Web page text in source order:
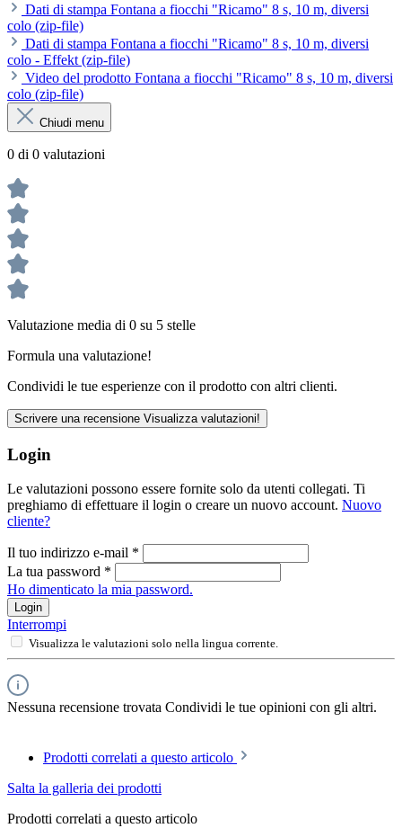
Dati di stampa Fontana a fiocchi "Ricamo" 8 s, 10 m, diversi
colo (zip-file)
Dati di stampa Fontana a fiocchi "Ricamo" 8 s, 10 m, diversi
colo - Effekt (zip-file)
Video del prodotto Fontana a fiocchi "Ricamo" 8 s, 10 m, diversi
colo (zip-file)
Chiudi menu
0 di 0 valutazioni
Valutazione media di 0 su 5 stelle
Formula una valutazione!
Condividi le tue esperienze con il prodotto con altri clienti.
Scrivere una recensione Visualizza valutazioni!
Login
Le valutazioni possono essere fornite solo da utenti collegati. Ti
preghiamo di effettuare il login o creare un nuovo account. Nuovo
cliente?
Il tuo indirizzo e-mail *
La tua password *
Ho dimenticato la mia password.
Login
Interrompi
Visualizza le valutazioni solo nella lingua corrente.
Nessuna recensione trovata Condividi le tue opinioni con gli altri.
Prodotti correlati a questo articolo
Salta la galleria dei prodotti
Prodotti correlati a questo articolo